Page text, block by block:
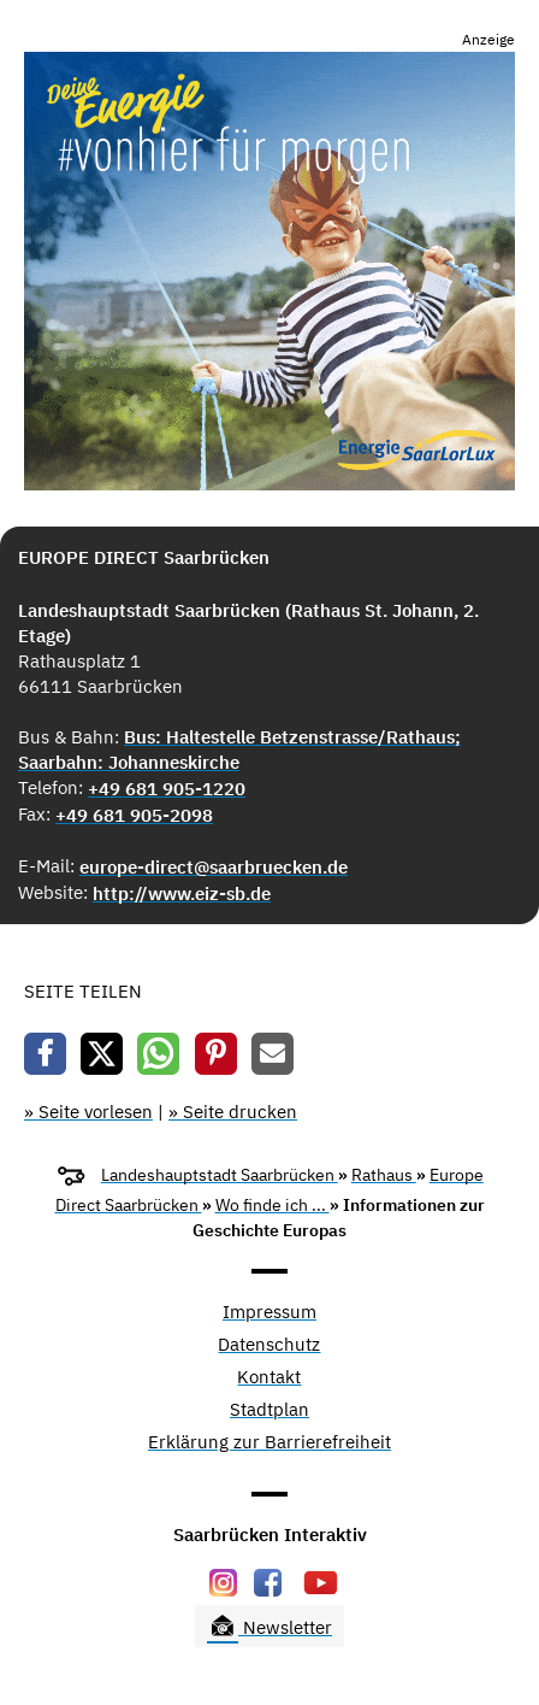
Anzeige
EUROPE DIRECT Saarbrücken
Landeshauptstadt Saarbrücken (Rathaus St. Johann, 2.
Etage)
Rathausplatz 1
66111 Saarbrücken
Bus & Bahn: Bus: Haltestelle Betzenstrasse/Rathaus;
Saarbahn: Johanneskirche
Telefon: +49 681 905-1220
Fax: +49 681 905-2098
E-Mail: europe-direct@saarbruecken.de
Website: http://www.eiz-sb.de
SEITE TEILEN
» Seite vorlesen | » Seite drucken
Landeshauptstadt Saarbrücken » Rathaus » Europe
Direct Saarbrücken »Wo finde ich ... » Informationen zur
Geschichte Europas
Impressum
Datenschutz
Kontakt
Stadtplan
Erklärung zur Barrierefreiheit
Saarbrücken Interaktiv
Newsletter